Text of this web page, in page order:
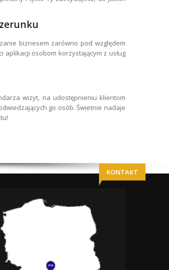
biznesem zarówno pod względem
osobom korzystającym z usług
wizyt, na udostępnieniu klientom
go osób. Świetnie nadaje
KONTAKT